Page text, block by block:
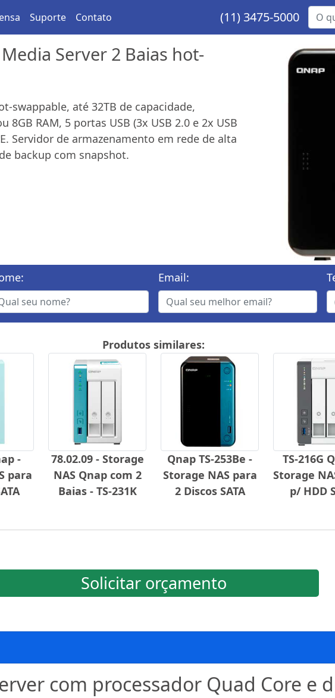
Suporte Contato (11) 3475-5000
Server 2 Baias hot-
swappable, até 32TB de capacidade,
RAM, 5 portas USB (3x USB 2.0 e 2x USB
Servidor de armazenamento em rede de alta
backup com snapshot.
Email:
Produtos similares:
-
para
78.02.09 - Storage
NAS Qnap com 2
Baias - TS-231K
Qnap TS-253Be -
Storage NAS para
2 Discos SATA
TS-216G
Storage
p/ HDD
Solicitar orçamento
com processador Quad Core e